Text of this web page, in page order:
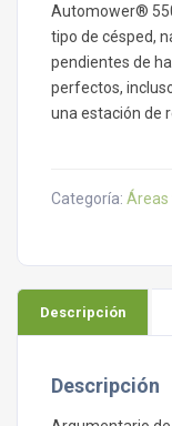
Automower®
tipo de césped,
pendientes de
perfectos,
una estación de
Categoría: Áreas
Descripción
Descripción